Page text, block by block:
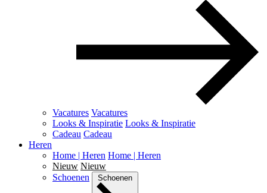
Vacatures Vacatures
Looks & Inspiratie Looks & Inspiratie
Cadeau Cadeau
Heren
Home | Heren Home | Heren
Nieuw Nieuw
Schoenen
Schoenen